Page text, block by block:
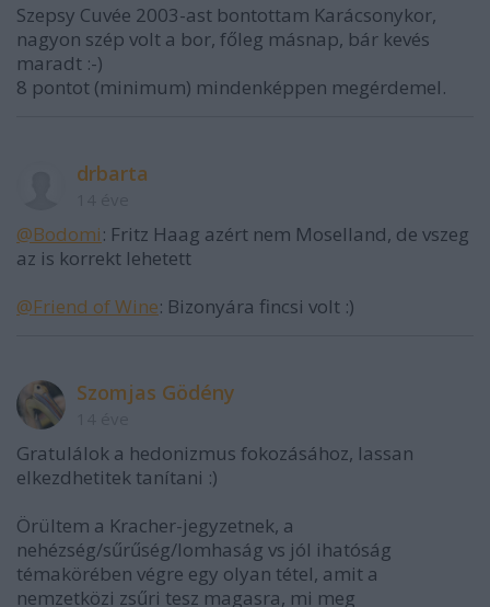
Szepsy Cuvée 2003-ast bontottam Karácsonykor,
nagyon szép volt a bor, főleg másnap, bár kevés
maradt :-)
8 pontot (minimum) mindenképpen megérdemel.
drbarta
@Bodomi: Fritz Haag azért nem Moselland, de vszeg
az is korrekt lehetett
@Friend of Wine: Bizonyára fincsi volt :)
Szomjas Gödény
Gratulálok a hedonizmus fokozásához, lassan
elkezdhetitek tanítani :)
Örültem a Kracher-jegyzetnek, a
nehézség/sűrűség/lomhaság vs jól ihatóság
témakörében végre egy olyan tétel, amit a
nemzetközi zsűri tesz magasra, mi meg